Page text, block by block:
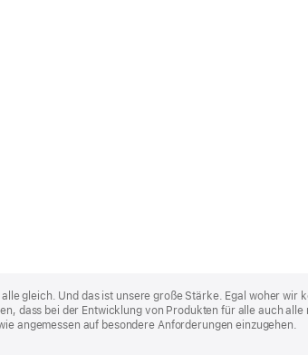
gleich. Und das ist unsere große Stärke. Egal woher
dass bei der Entwicklung von Produkten für alle auch
angemessen auf besondere Anforderungen einzugehen.